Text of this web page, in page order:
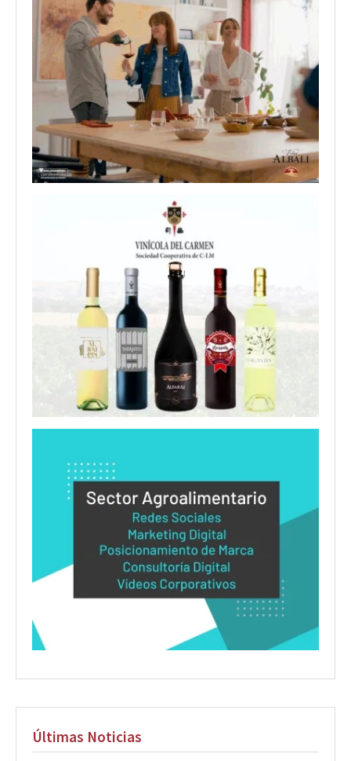
Últimas Noticias